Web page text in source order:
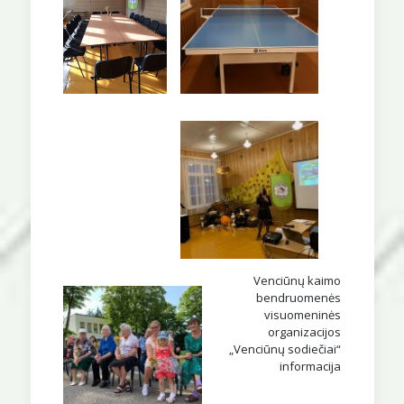
Venciūnų kaimo
bendruomenės
visuomeninės
organizacijos
„Venciūnų sodiečiai“
informacija